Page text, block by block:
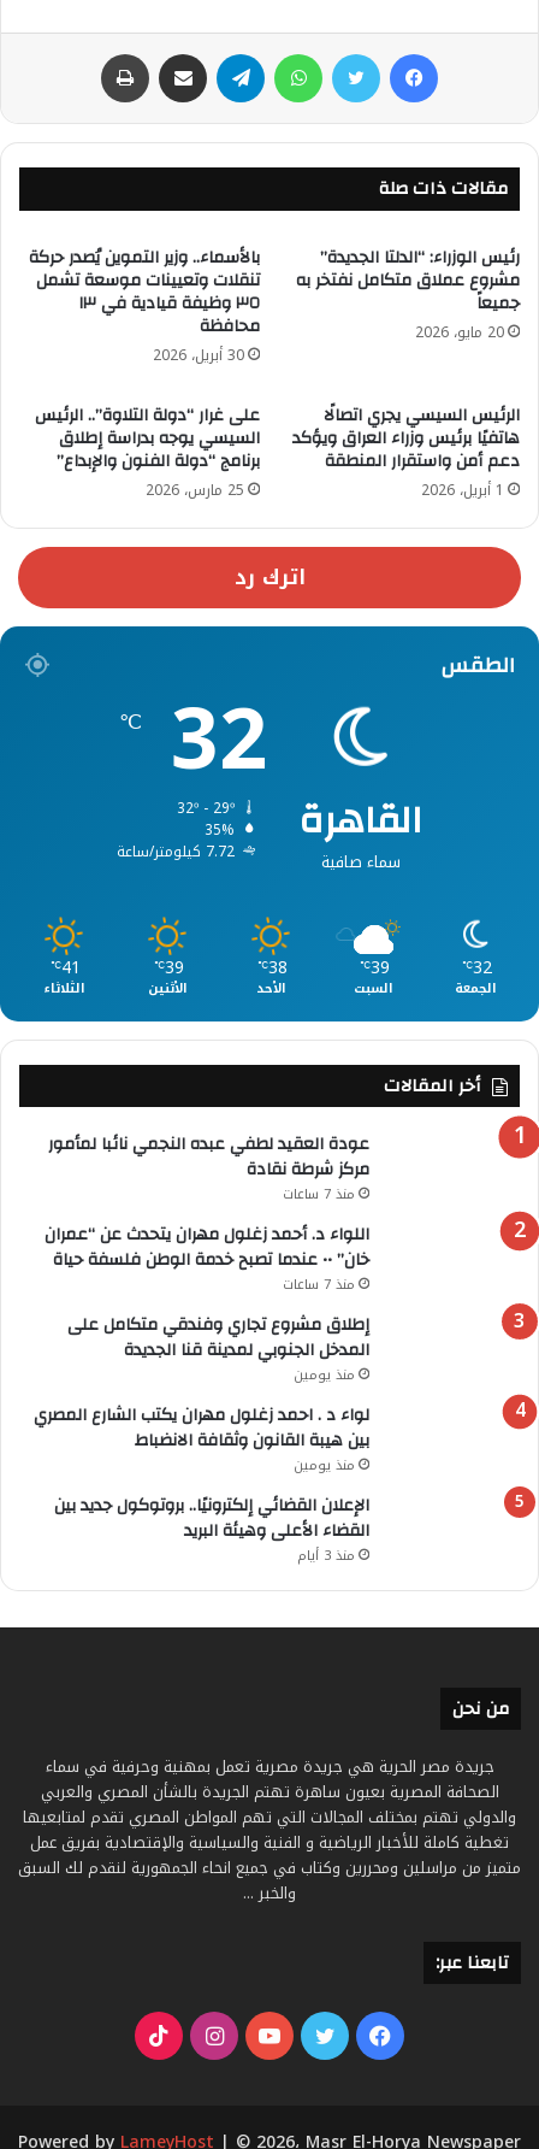
مقالات ذات صلة
رئيس الوزراء: “الدلتا الجديدة”
مشروع عملاق متكامل نفتخر به
جميعاً
20 مايو، 2026
بالأسماء.. وزير التموين يُصدر حركة
تنقلات وتعيينات موسعة تشمل
٣٥ وظيفة قيادية في ١٣
محافظة
30 أبريل، 2026
الرئيس السيسي يجري اتصالًا
هاتفيًا برئيس وزراء العراق ويؤكد
دعم أمن واستقرار المنطقة
1 أبريل، 2026
على غرار “دولة التلاوة”.. الرئيس
السيسي يوجه بدراسة إطلاق
برنامج “دولة الفنون والإبداع”
25 مارس، 2026
اترك رد
الطقس
القاهرة
سماء صافية
32
℃
35%
7.72 كيلومتر/ساعة
32
℃
الجمعة
39
℃
السبت
38
℃
الأحد
39
℃
الأثنين
41
℃
الثلاثاء
أخر المقالات
عودة العقيد لطفي عبده النجمي نائبا لمأمور
مركز شرطة نقادة
منذ 7 ساعات
اللواء د. أحمد زغلول مهران يتحدث عن “عمران
خان” •• عندما تصبح خدمة الوطن فلسفة حياة
منذ 7 ساعات
إطلاق مشروع تجاري وفندقي متكامل على
المدخل الجنوبي لمدينة قنا الجديدة
منذ يومين
لواء د . احمد زغلول مهران يكتب الشارع المصري
بين هيبة القانون وثقافة الانضباط
منذ يومين
الإعلان القضائي إلكترونيًا.. بروتوكول جديد بين
القضاء الأعلى وهيئة البريد
منذ 3 أيام
من نحن
جريدة مصر الحرية هي جريدة مصرية تعمل بمهنية وحرفية في سماء
الصحافة المصرية بعيون ساهرة تهتم الجريدة بالشأن المصري والعربي
والدولي تهتم بمختلف المجالات التي تهم المواطن المصري تقدم لمتابعيها
تغطية كاملة للأخبار الرياضية و الفنية والسياسية والإقتصادية بفريق عمل
متميز من مراسلين ومحررين وكتاب في جميع انحاء الجمهورية لنقدم لك السبق
والخبر ...
تابعنا عبر:
فيسبوكتويتر يوتيوبانستقرام‫TikTok
Powered by LameyHost | © 2026، Masr El-Horya Newspaper